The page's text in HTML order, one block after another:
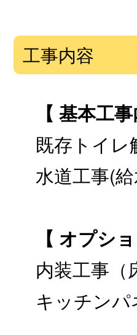
工事内容
【 基本工事
既存トイレ
水道工事(
【 オプシ
内装工事（
キッチンパ